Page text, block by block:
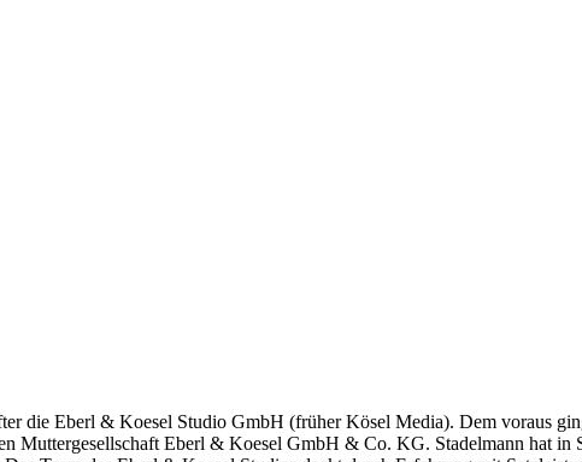
die Eberl & Koesel Studio GmbH (früher Kösel Media). Dem voraus
Muttergesellschaft Eberl & Koesel GmbH & Co. KG. Stadelmann hat